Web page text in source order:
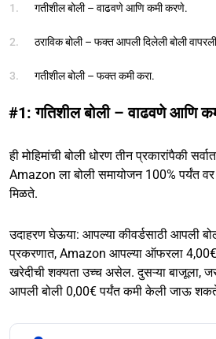
गतीशील बोली – वाढवणे आणि कमी करणे.
ठराविक बोली – फक्त आपली दिलेली बोली
गतीशील बोली – फक्त कमी करा.
#1: गतिशील बोली – वाढवणे आणि
ही मोहिमांची बोली धोरण तीन प्रकारांपैकी
Amazon ला बोली समायोजन 100% पर्यंत
मिळते.
उदाहरण घेऊया: आपल्या कीवर्डसाठी आपली
प्रकरणात, Amazon आपल्या ऑफरला 4,00€
खरेदीची शक्यता उच्च असेल. दुसऱ्या बाजूला,
आपली बोली 0,00€ पर्यंत कमी केली जाऊ